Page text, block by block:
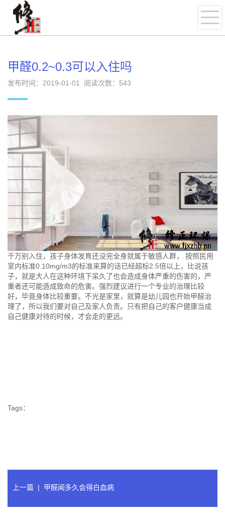
甲醛0.2~0.3可以入住吗
发布时间：2019-01-01 阅读次数： 543
千万别入住，孩子身体发育还没完全身就属于敏感人群， 按照民用
室内标准0.10mg/m3的标准来算的话已经超标2.5倍以上，比说孩
子，就是大人在这种环境下呆久了也会造成身体严重的伤害的，严
重者还可能造成致命的危害。强烈建议进行一个专业的治理比较
好，毕竟身体比较重要。不光是家里，就算是幼儿园也开始甲醛治
理了，所以我们要对自己及家人负责。只有把自己的客户健康当成
自己健康对待的时候，才会走的更远。
Tags：
上一篇 | 甲醛闻多久会得白血病